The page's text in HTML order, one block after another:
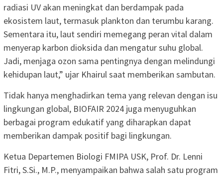
radiasi UV akan meningkat dan berdampak pada
ekosistem laut, termasuk plankton dan terumbu karang.
Sementara itu, laut sendiri memegang peran vital dalam
menyerap karbon dioksida dan mengatur suhu global.
Jadi, menjaga ozon sama pentingnya dengan melindungi
kehidupan laut,” ujar Khairul saat memberikan sambutan.
Tidak hanya menghadirkan tema yang relevan dengan isu
lingkungan global, BIOFAIR 2024 juga menyuguhkan
berbagai program edukatif yang diharapkan dapat
memberikan dampak positif bagi lingkungan.
Ketua Departemen Biologi FMIPA USK, Prof. Dr. Lenni
Fitri, S.Si., M.P., menyampaikan bahwa salah satu program